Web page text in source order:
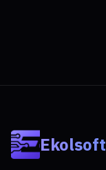
Ekolsoft